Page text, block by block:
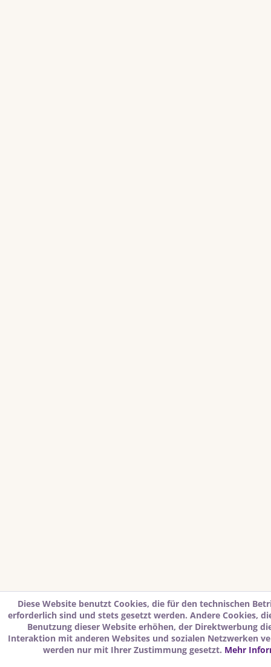
Diese Website benutzt Cookies, die für den technischen
erforderlich sind und stets gesetzt werden. Andere Cookies,
Benutzung dieser Website erhöhen, der Direktwerbung
Interaktion mit anderen Websites und sozialen Netzwerken
werden nur mit Ihrer Zustimmung gesetzt. Mehr